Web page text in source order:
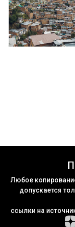
Любое
допускается
ссылки на